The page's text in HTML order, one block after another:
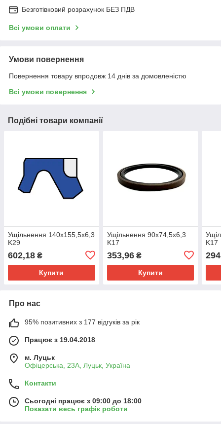
Безготівковий розрахунок БЕЗ ПДВ
Всі умови оплати
Умови повернення
Повернення товару впродовж 14 днів за домовленістю
Всі умови повернення
Подібні товари компанії
Ущільнення 140х155,5х6,3
K29
602,18 ₴
Купити
Ущільнення 90х74,5х6,3
K17
353,96₴
Купити
K17
Про нас
95% позитивних з 177 відгуків за рік
Працює з 19.04.2018
м. Луцьк
Офіцерська, 23А, Луцьк, Україна
Контакти
Сьогодні працює з 09:00 до 18:00
Показати весь графік роботи